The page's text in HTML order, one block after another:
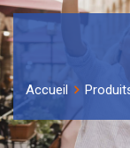
Accueil